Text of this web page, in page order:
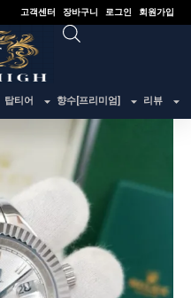
고객센터 장바구니 로그인 회원가입
탑티어 향수[프리미엄] 리뷰